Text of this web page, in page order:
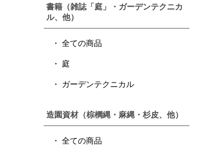
書籍（雑誌「庭」・ガーデンテクニカ
ル、他）
全ての商品
庭
ガーデンテクニカル
造園資材（棕櫚縄・麻縄・杉皮、他）
全ての商品